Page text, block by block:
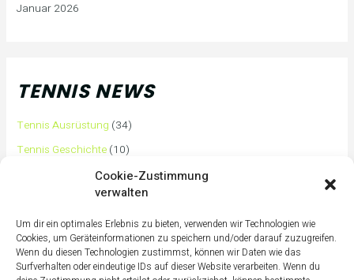
Cookie-Zustimmung
verwalten
Um dir ein optimales Erlebnis zu bieten, verwenden wir Technologien wie
Cookies, um Geräteinformationen zu speichern und/oder darauf zuzugreifen.
Wenn du diesen Technologien zustimmst, können wir Daten wie das
Surfverhalten oder eindeutige IDs auf dieser Website verarbeiten. Wenn du
Januar 2026
TENNIS NEWS
Tennis Ausrüstung (34)
Tennis Geschichte (10)
Tennis Tipps und Tricks(63)
(3)
Tennis Training für Anfänger(36)
Tennisass Profis(7)
Tennisbälle (4)